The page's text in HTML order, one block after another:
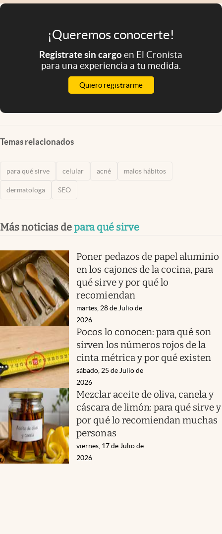
¡Queremos conocerte!
Registrate sin cargoen El Cronista
para una experiencia a tu medida.
Quiero registrarme
Temas relacionados
para qué sirve celular acné malos hábitos
dermatologa SEO
Más noticias depara qué sirve
Poner pedazos de papel aluminio
en los cajones de la cocina, para
qué sirve y por qué lo
recomiendan
martes, 28 de Julio de
2026
Pocos lo conocen: para qué son
sirven los números rojos de la
cinta métrica y por qué existen
sábado, 25 de Julio de
2026
Mezclar aceite de oliva, canela y
cáscara de limón: para qué sirve y
por qué lo recomiendan muchas
personas
viernes, 17 de Julio de
2026